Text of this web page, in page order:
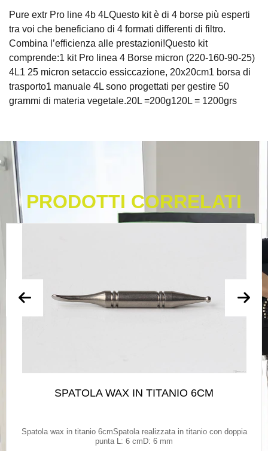
Pure extr Pro line 4b 4LQuesto kit è di 4 borse più esperti
tra voi che beneficiano di 4 formati differenti di filtro.
Combina l’efficienza alle prestazioni!Questo kit
comprende:1 kit Pro linea 4 Borse micron (220-160-90-25)
4L1 25 micron setaccio essiccazione, 20x20cm1 borsa di
trasporto1 manuale 4L sono progettati per gestire 50
grammi di materia vegetale.20L =200g120L = 1200grs
PRODOTTI CORRELATI
SPATOLA WAX IN TITANIO 6CM
Spatola wax in titanio 6cmSpatola realizzata in titanio con doppia
punta L: 6 cmD: 6 mm